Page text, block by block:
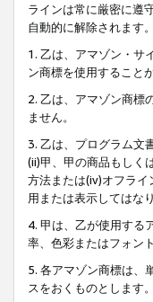
ラインは常に厳密に遵
自動的に解除されます。
1. 乙は、アマゾン・サ
ン商標を使用すること
2. 乙は、アマゾン商標
ません。
3. 乙は、プログラム文
(ii)甲、甲の商品もしく
方法または(iv)オフライ
用または表示してはな
4. 甲は、乙が使用する
率、色彩またはフォン
5. 各アマゾン商標は、
スをおくものとします